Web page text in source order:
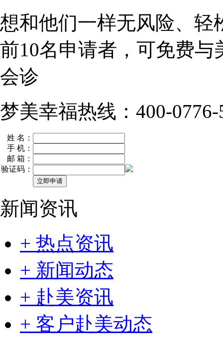
想和他们一样无风险、轻
前10名申请者，可免费与
会诊
梦美幸福热线：400-0776-
姓 名：
手 机：
邮 箱：
验证码：
新闻资讯
+ 热点资讯
+ 新闻动态
+ 赴美资讯
+ 客户赴美动态